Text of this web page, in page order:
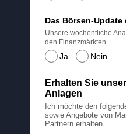
Ja Nein
Das Börsen-Update
Unsere wöchentliche
den Finanzmärkten
Erhalten Sie
Anlagen
Ich möchte den
sowie Angebote von
Partnern erhalten.